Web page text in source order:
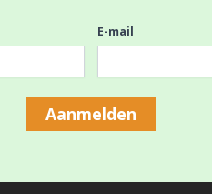
E-mail
Aanmelden